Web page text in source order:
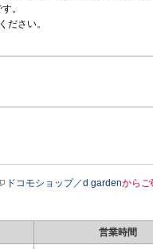
。
ださい。
ドコモショップ／d gardenからご
営業時間